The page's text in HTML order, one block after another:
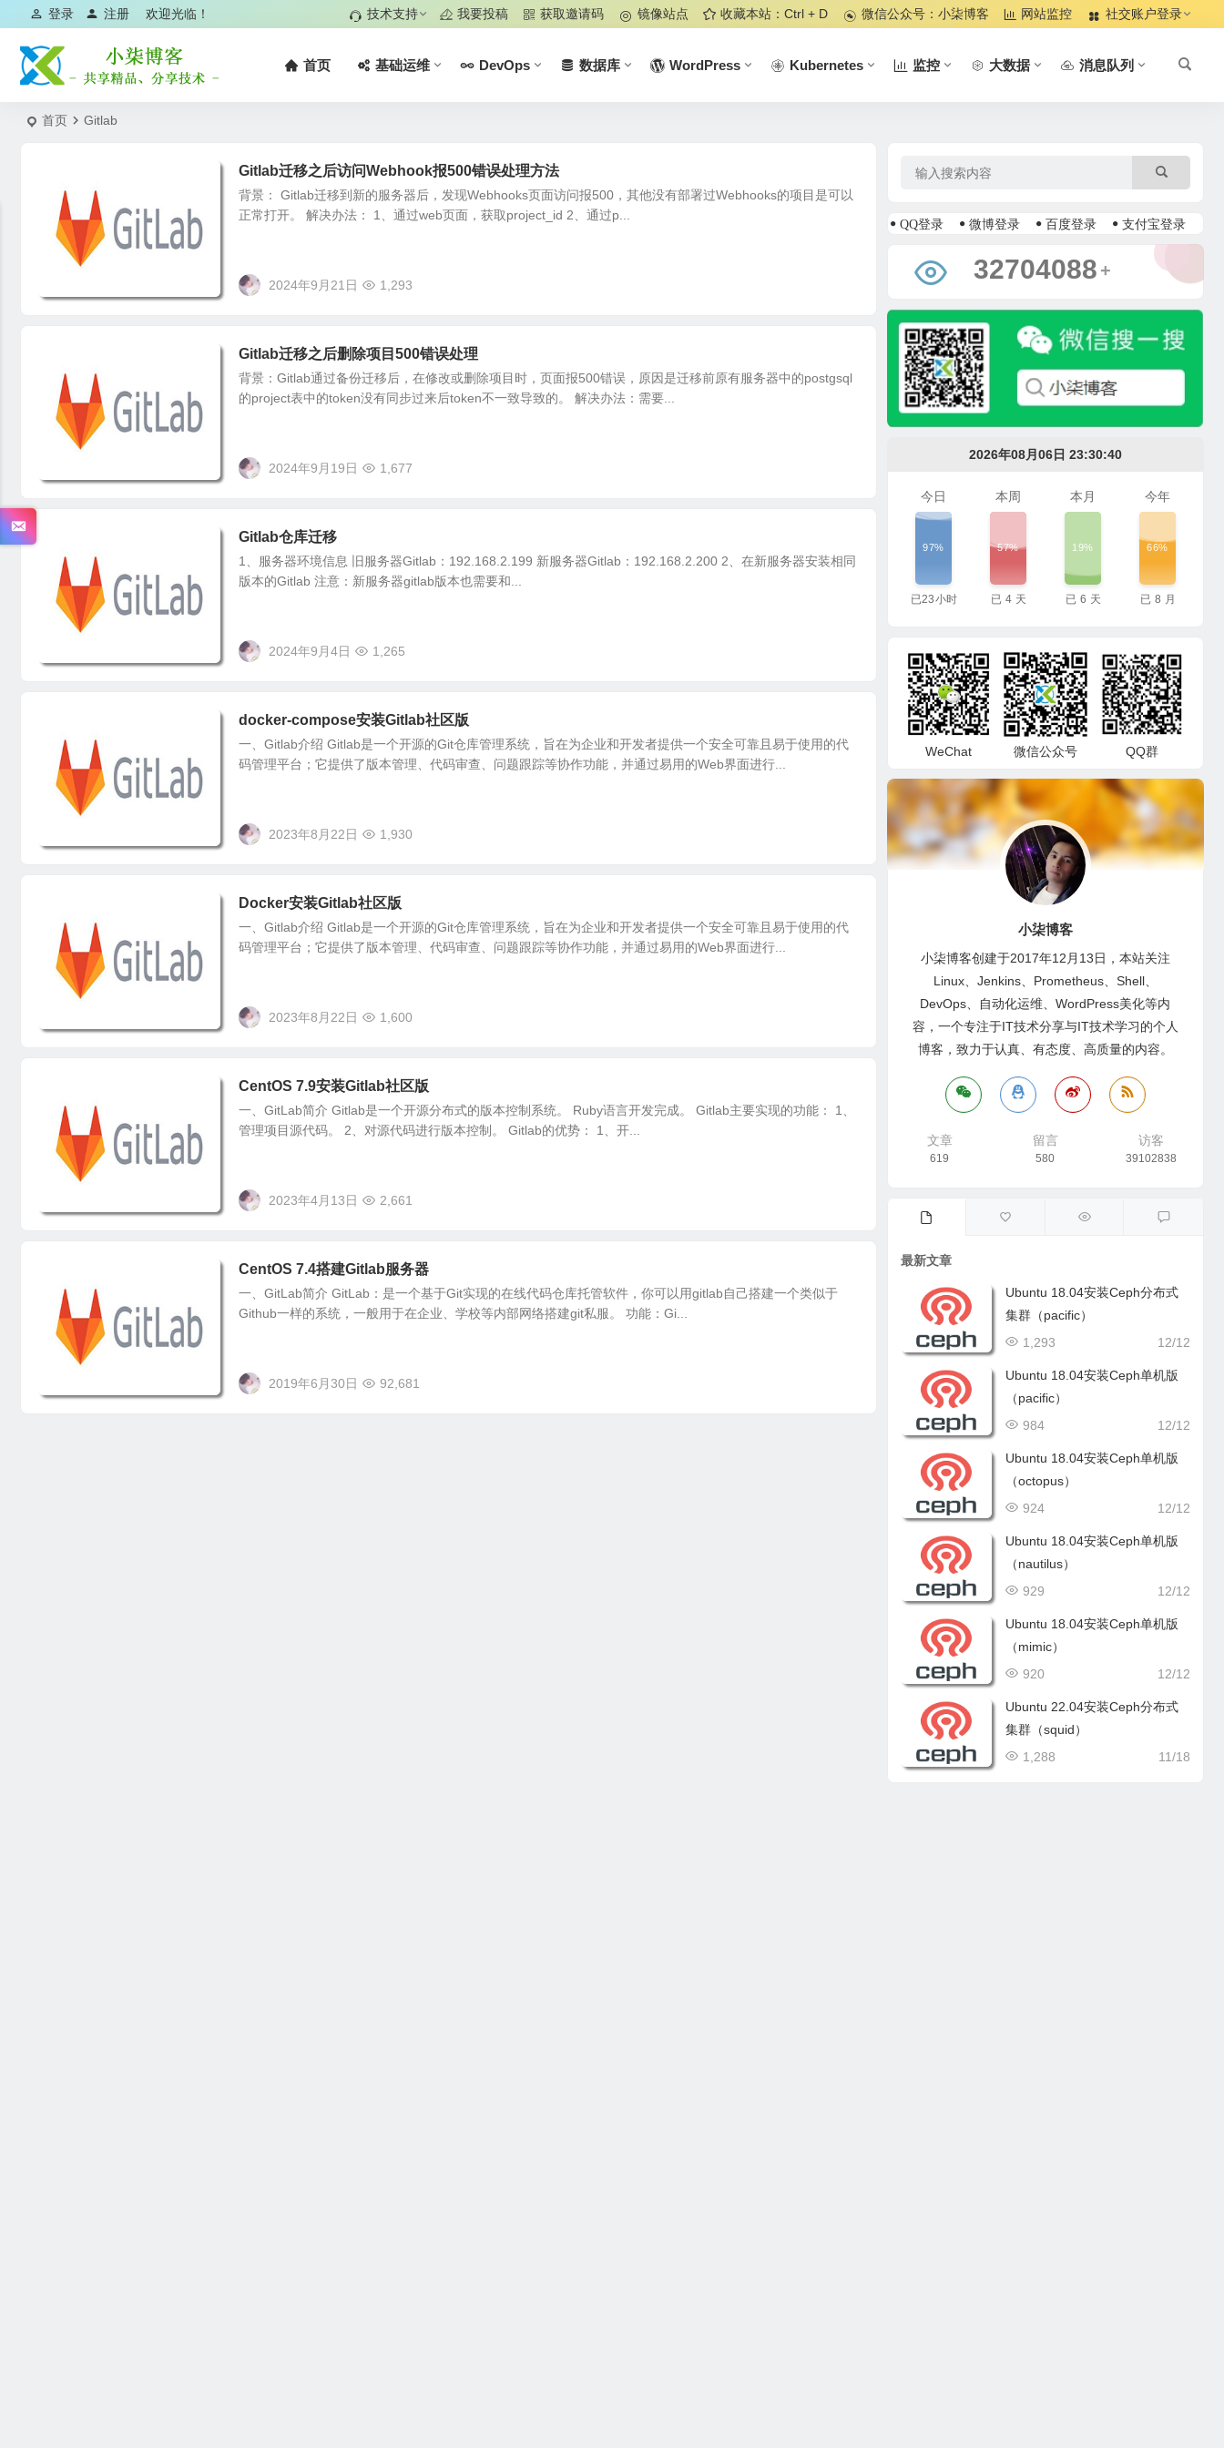
欢迎光临！
登录 注册 技术支持 我要投稿 获取邀请码 镜像站点 收藏本站：Ctrl + D 微信公众号：小柒博客 网站监控 社交账户登录
首页 基础运维 DevOps 数据库 WordPress Kubernetes 监控 大数据 消息队列
首页 Gitlab
Gitlab迁移之后访问Webhook报500错误处理方法
背景： Gitlab迁移到新的服务器后，发现Webhooks页面访问报500，其他没有部署过Webhooks的项目是可以
正常打开。 解决办法： 1、通过web页面，获取project_id 2、通过p...
2024年9月21日 1,293
Gitlab迁移之后删除项目500错误处理
背景：Gitlab通过备份迁移后，在修改或删除项目时，页面报500错误，原因是迁移前原有服务器中的postgsql
的project表中的token没有同步过来后token不一致导致的。 解决办法：需要...
2024年9月19日 1,677
Gitlab仓库迁移
1、服务器环境信息 旧服务器Gitlab：192.168.2.199 新服务器Gitlab：192.168.2.200 2、在新服务器安装相同
版本的Gitlab 注意：新服务器gitlab版本也需要和...
2024年9月4日 1,265
docker-compose安装Gitlab社区版
一、Gitlab介绍 Gitlab是一个开源的Git仓库管理系统，旨在为企业和开发者提供一个安全可靠且易于使用的代
码管理平台；它提供了版本管理、代码审查、问题跟踪等协作功能，并通过易用的Web界面进行...
2023年8月22日 1,930
Docker安装Gitlab社区版
一、Gitlab介绍 Gitlab是一个开源的Git仓库管理系统，旨在为企业和开发者提供一个安全可靠且易于使用的代
码管理平台；它提供了版本管理、代码审查、问题跟踪等协作功能，并通过易用的Web界面进行...
2023年8月22日 1,600
CentOS 7.9安装Gitlab社区版
一、GitLab简介 Gitlab是一个开源分布式的版本控制系统。 Ruby语言开发完成。 Gitlab主要实现的功能： 1、
管理项目源代码。 2、对源代码进行版本控制。 Gitlab的优势： 1、开...
2023年4月13日 2,661
CentOS 7.4搭建Gitlab服务器
一、GitLab简介 GitLab：是一个基于Git实现的在线代码仓库托管软件，你可以用gitlab自己搭建一个类似于
Github一样的系统，一般用于在企业、学校等内部网络搭建git私服。 功能：Gi...
2019年6月30日 92,681
QQ登录 微博登录 百度登录 支付宝登录
36837471 +
2026年08月06日 23:30:41
今日
97%
已23小时
本周
57%
已 4 天
本月
19%
已 6 天
今年
66%
已 8 月
WeChat 微信公众号 QQ群
小柒博客
小柒博客创建于2017年12月13日，本站关注
Linux、Jenkins、Prometheus、Shell、
DevOps、自动化运维、WordPress美化等内
容，一个专注于IT技术分享与IT技术学习的个人
博客，致力于认真、有态度、高质量的内容。
文章
619
留言
580
访客
39102838
最新文章
Ubuntu 18.04安装Ceph分布式
集群（pacific）
12/12
1,293
Ubuntu 18.04安装Ceph单机版
（pacific）
12/12
984
Ubuntu 18.04安装Ceph单机版
（octopus）
12/12
924
Ubuntu 18.04安装Ceph单机版
（nautilus）
12/12
929
Ubuntu 18.04安装Ceph单机版
（mimic）
12/12
920
Ubuntu 22.04安装Ceph分布式
集群（squid）
11/18
1,288